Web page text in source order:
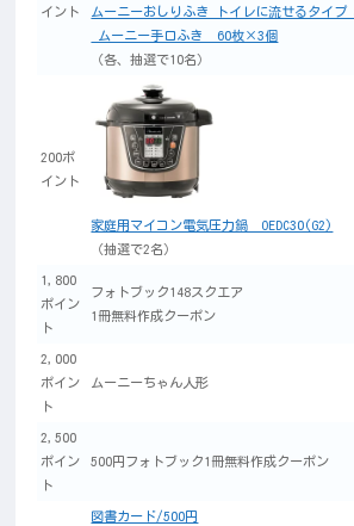
イント
ムーニーおしりふき トイレに流せるタイ
ムーニー手口ふき 60枚×3個
（各、抽選で10名）
200ポ
イント
家庭用マイコン電気圧力鍋 OEDC30(G2)
（抽選で2名）
1,800
ポイン
ト
フォトブック148スクエア
1冊無料作成クーポン
2,000
ポイン
ト
ムーニーちゃん人形
2,500
ポイン
ト
500円フォトブック1冊無料作成クーポン
図書カード/500円